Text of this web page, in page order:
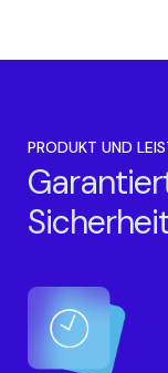
PRODUKT UND